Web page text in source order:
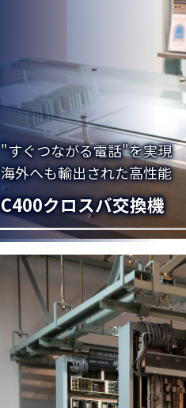
"すぐつながる電話"を実現
海外へも輸出された高性能
C400クロスバ交換機